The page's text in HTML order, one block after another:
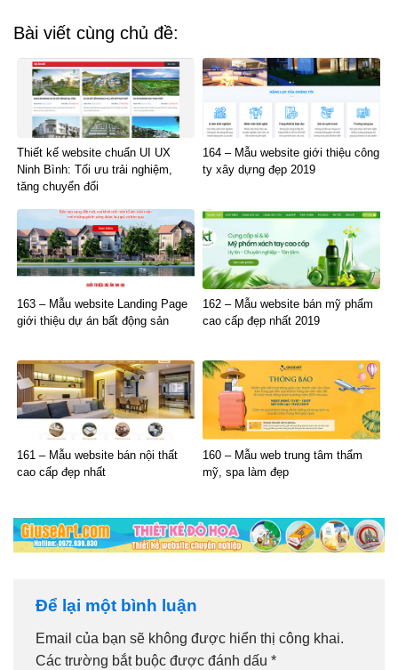
Bài viết cùng chủ đề:
Thiết kế website chuẩn UI UX
Ninh Bình: Tối ưu trải nghiệm,
tăng chuyển đổi
164 – Mẫu website giới thiệu công
ty xây dựng đẹp 2019
163 – Mẫu website Landing Page
giới thiệu dự án bất động sản
162 – Mẫu website bán mỹ phẩm
cao cấp đẹp nhất 2019
161 – Mẫu website bán nội thất
cao cấp đẹp nhất
160 – Mẫu web trung tâm thẩm
mỹ, spa làm đẹp
Để lại một bình luận
Email của bạn sẽ không được hiển thị công khai.
Các trường bắt buộc được đánh dấu *